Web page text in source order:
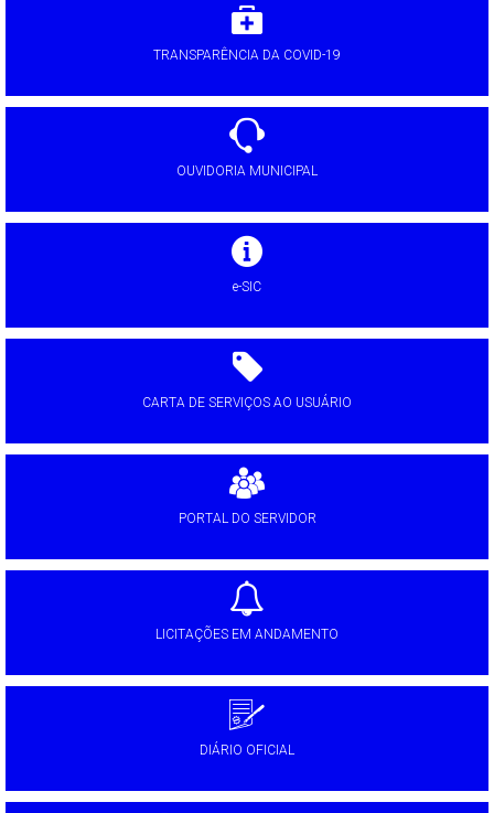
TRANSPARÊNCIA DA COVID-19
OUVIDORIA MUNICIPAL
e-SIC
CARTA DE SERVIÇOS AO USUÁRIO
PORTAL DO SERVIDOR
LICITAÇÕES EM ANDAMENTO
DIÁRIO OFICIAL